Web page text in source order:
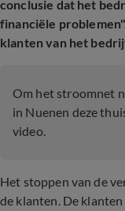
conclusie dat het
financiële
klanten van het
Om het stroomnet
in Nuenen deze
video.
Het stoppen van de
de klanten. De